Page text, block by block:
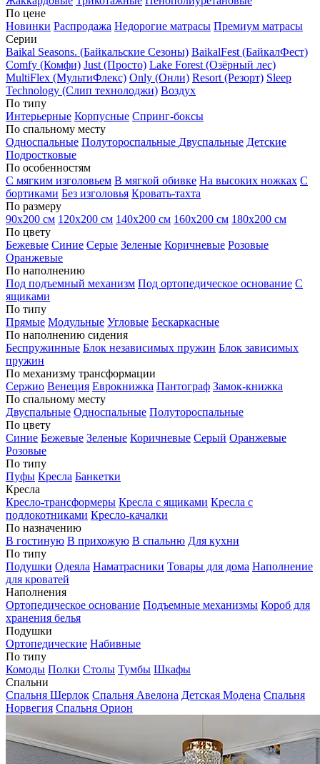
По цене
Новинки Распродажа Недорогие матрасы Премиум матрасы
Серии
Baikal Seasons. (Байкальские Сезоны) BaikalFest (БайкалФест)
Comfy (Комфи) Just (Просто) Lake Forest (Озёрный лес)
MultiFlex (МультиФлекс) Only (Онли) Resort (Резорт) Sleep
Technology (Слип технолоджи) Воздух
По типу
Интерьерные Корпусные Спринг-боксы
По спальному месту
Односпальные Полутороспальные Двуспальные Детские
Подростковые
По особенностям
С мягким изголовьем В мягкой обивке На высоких ножках С
бортиками Без изголовья Кровать-тахта
По размеру
90х200 см 120х200 см 140х200 см 160х200 см 180х200 см
По цвету
Бежевые Синие Серые Зеленые Коричневые Розовые
Оранжевые
По наполнению
Под подъемный механизм Под ортопедическое основание С
ящиками
По типу
Прямые Модульные Угловые Бескаркасные
По наполнению сидения
Беспружинные Блок независимых пружин Блок зависимых
пружин
По механизму трансформации
Сержио Венеция Еврокнижка Пантограф Замок-книжка
По спальному месту
Двуспальные Односпальные Полутороспальные
По цвету
Синие Бежевые Зеленые Коричневые Серый Оранжевые
Розовые
По типу
Пуфы Кресла Банкетки
Кресла
Кресло-трансформеры Кресла с ящиками Кресла с
подлокотниками Кресло-качалки
По назначению
В гостиную В прихожую В спальню Для кухни
По типу
Подушки Одеяла Наматрасники Товары для дома Наполнение
для кроватей
Наполнения
Ортопедическое основание Подъемные механизмы Короб для
хранения белья
Подушки
Ортопедические Набивные
По типу
Комоды Полки Столы Тумбы Шкафы
Спальни
Спальня Шерлок Спальня Авелона Детская Модена Спальня
Норвегия Спальня Орион